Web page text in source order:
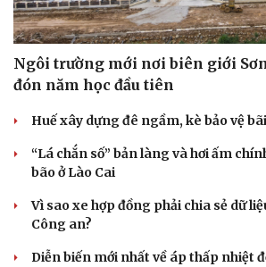
Ngôi trường mới nơi biên giới
đón năm học đầu tiên
Huế xây dựng đê ngầm, kè bảo vệ
“Lá chắn số” bản làng và hơi ấm
bão ở Lào Cai
Vì sao xe hợp đồng phải chia sẻ dữ
Công an?
Diễn biến mới nhất về áp thấp nhiệt